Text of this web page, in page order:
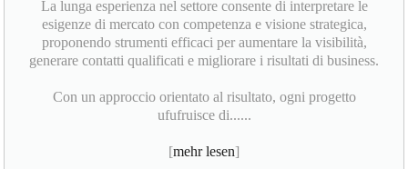
La lunga esperienza nel settore consente di interpretare le
esigenze di mercato con competenza e visione strategica,
proponendo strumenti efficaci per aumentare la visibilità,
generare contatti qualificati e migliorare i risultati di business.
Con un approccio orientato al risultato, ogni progetto
ufufruisce di......
[mehr lesen]